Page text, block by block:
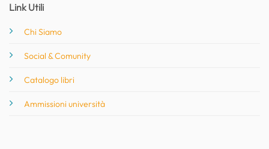
Link Utili
Chi Siamo
Social & Comunity
Catalogo libri
Ammissioni università